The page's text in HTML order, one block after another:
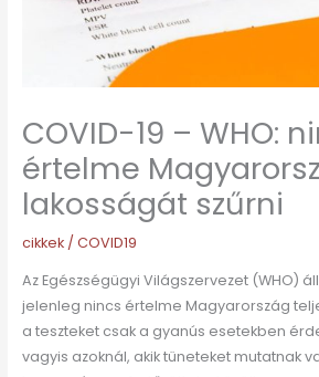
COVID-19 – WHO:
értelme
lakosságát szűrni
cikkek/ COVID19
Az Egészségügyi Világszervezet (WHO)
jelenleg nincs értelme Magyarország
a teszteket csak a gyanús esetekben
vagyis azoknál, akik tüneteket mutatnak